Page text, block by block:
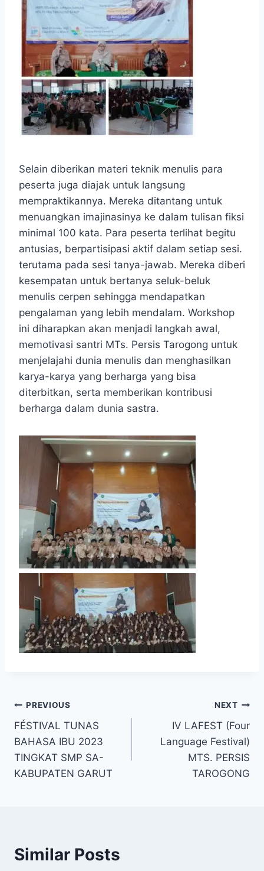
Selain diberikan materi teknik menulis para
peserta juga diajak untuk langsung
mempraktikannya. Mereka ditantang untuk
menuangkan imajinasinya ke dalam tulisan fiksi
minimal 100 kata. Para peserta terlihat begitu
antusias, berpartisipasi aktif dalam setiap sesi.
terutama pada sesi tanya-jawab. Mereka diberi
kesempatan untuk bertanya seluk-beluk
menulis cerpen sehingga mendapatkan
pengalaman yang lebih mendalam. Workshop
ini diharapkan akan menjadi langkah awal,
memotivasi santri MTs. Persis Tarogong untuk
menjelajahi dunia menulis dan menghasilkan
karya-karya yang berharga yang bisa
diterbitkan, serta memberikan kontribusi
berharga dalam dunia sastra.
PREVIOUS
FÉSTIVAL TUNAS
BAHASA IBU 2023
TINGKAT SMP SA-
KABUPATEN GARUT
NEXT
IV LAFEST (Four
Language Festival)
MTS. PERSIS
TAROGONG
Similar Posts